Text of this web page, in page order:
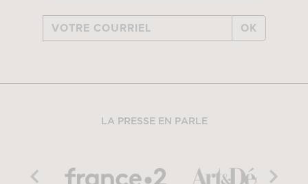
OK
LA PRESSE EN PARLE